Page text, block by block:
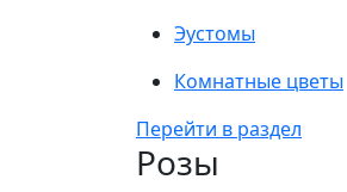
Эустомы
Комнатные цветы
Перейти в раздел
Розы